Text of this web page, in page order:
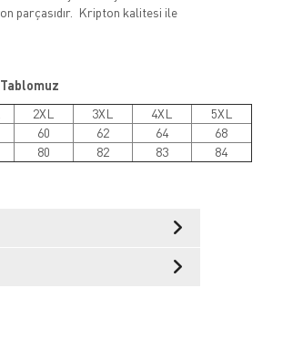
parçasıdır. Kripton kalitesi ile
2XL 3XL 4XL
5XL
60 62 64
68
80 82 83 84